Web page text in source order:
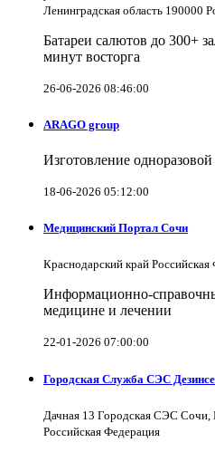
Ленинградская область 190000
Батареи салютов до 300+
минут восторга
26-06-2026 08:46:00
ARAGO group
Изготовление
18-06-2026 05:12:00
Медицинский Портал Сочи
Краснодарский край Российская
Информационно-
медицине и лечении
22-01-2026 07:00:00
Городская Служба СЭС
Дачная 13 Городская СЭС Сочи,
Российская Федерация